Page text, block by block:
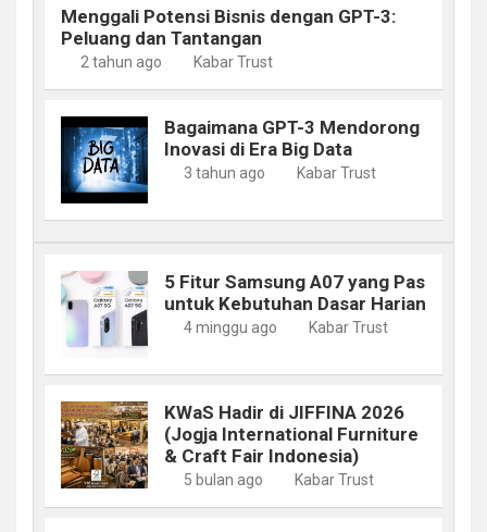
Menggali Potensi Bisnis dengan GPT-3:
Peluang dan Tantangan
2 tahun ago Kabar Trust
Bagaimana GPT-3 Mendorong
Inovasi di Era Big Data
3 tahun ago Kabar Trust
5 Fitur Samsung A07 yang Pas
untuk Kebutuhan Dasar Harian
4 minggu ago Kabar Trust
KWaS Hadir di JIFFINA 2026
(Jogja International Furniture
& Craft Fair Indonesia)
5 bulan ago Kabar Trust